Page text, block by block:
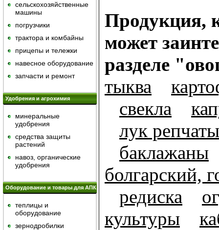
сельскохозяйственные
машины
погрузчики
трактора и комбайны
прицепы и тележки
навесное оборудование
запчасти и ремонт
Удобрения и агрохимия
минеральные
удобрения
средства защиты
растений
навоз, органические
удобрения
Оборудование и товары для АПК
теплицы и
оборудование
зернодробилки
Продукция,
может
разделе
тыква
свекла
лук
баклажаны
болгарский,
редиска
культуры